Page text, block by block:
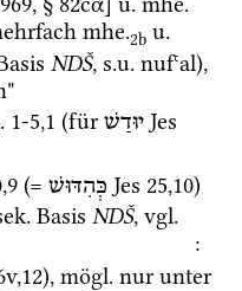
mhe.2b u.
NDŠ, s.u. nufʿal
1-5,1 (für יוּדַשׁ Jes
,9 (= כְּהִדּוּשׁ Jes 25,10)
Basis NDŠ, vgl.
,12), mögl. nur unter